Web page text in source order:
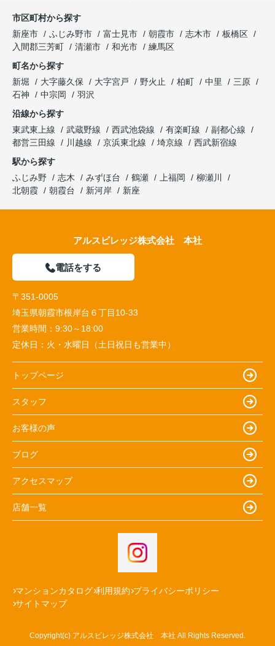
市区町村から探す
新座市
ふじみ野市 富士見市 朝霞市 志木市
板橋区
入間郡三芳町
清瀬市 和光市
練馬区
町名から探す
新堀
大字藤久保 大字宮戸 野火止 柏町 中里
三原
石神
中宗岡
羽沢
沿線から探す
東武東上線
武蔵野線 西武池袋線 有楽町線
副都心線
都営三田線
川越線 京浜東北線 埼京線
西武新宿線
駅から探す
ふじみ野
志木 みずほ台 鶴瀬 上福岡
柳瀬川
北朝霞
朝霞台 新河岸 新座
アルスビレッジ株式会社 本社
電話をする
〒351-0005
埼玉県朝霞市根岸台６丁目10-33
営業時間： 9:30～18:00
定休日： 火・水曜日（土日祝日も営業中）
トップページ
スタッフ
お客様の声
ブログ
アクセスマップ
店舗一覧
マンションカタログ 利用規約 プライバシーポリシー
サイトマップ
Copyright(c) アルスビレッジ株式会社 本社 All Rights Reserved.